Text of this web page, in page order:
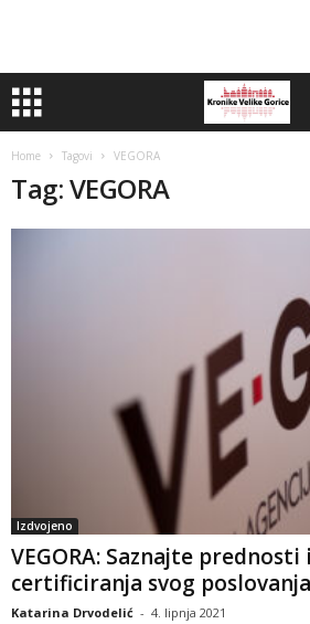
Home Tagovi VEGORA
Tag: VEGORA
Izdvojeno
VEGORA: Saznajte prednosti
certificiranja svog poslovanja
Katarina Drvodelić - 4. lipnja 2021